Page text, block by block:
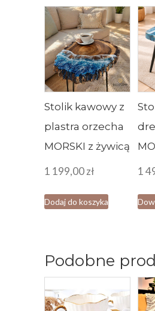
Stolik kawowy z
plastra orzecha
MORSKI z żywicą
1 199,00zł
Dodaj do koszyka
1
Podobne